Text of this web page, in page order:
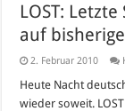
LOST:
auf
2. Februar 2010
Heute Nacht
wieder soweit.